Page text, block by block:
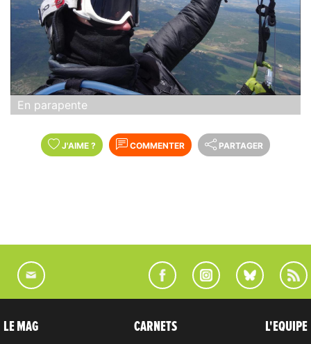
En parapente
J'AIME ? COMMENTER PARTAGER
LE MAG CARNETS L'EQUIPE